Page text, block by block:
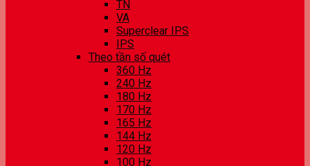
TN
VA
Superclear IPS
IPS
Theo tần số quét
360 Hz
240 Hz
180 Hz
170 Hz
165 Hz
144 Hz
120 Hz
100 Hz